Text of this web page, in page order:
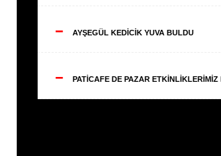
-- AYŞEGÜL KEDİCİK YUVA BULDU
-- PATİCAFE DE PAZAR ETKİNLİKLERİMİZ